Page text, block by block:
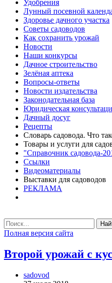
Удобрения
Лунный посевной
Здоровье дачного участка
Советы садоводов
Как сохранить урожай
Новости
Наши конкурсы
Дачное строительство
Зелёная аптека
Вопросы-ответы
Новости издательства
Законодательная база
Юридическая
Дачный досуг
Рецепты
Словарь садовода. Что
Товары и услуги для
"Справочник садовода-
Ссылки
Видеоматериалы
Выставки для садоводов
РЕКЛАМА
Полная версия сайта
Второй урожай с
sadovod